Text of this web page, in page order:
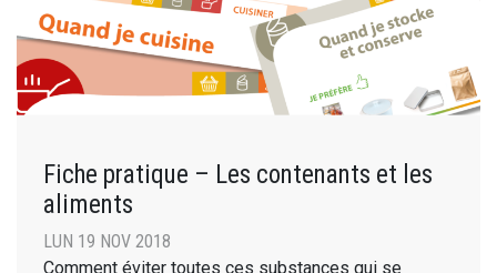
Fiche pratique – Les contenants et les
aliments
LUN 19 NOV 2018
Comment éviter toutes ces substances qui se